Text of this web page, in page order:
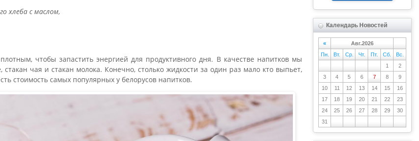
хлеба с маслом,
чтобы запастить энергией для продуктивного дня. В качестве напитков мы
чая и стакан молока. Конечно, столько жидкости за один раз мало кто выпьет,
стоимость самых популярных у белорусов напитков.
Календарь Новостей
«
Авг.2026
Пн.
Вт. Ср. Чт. Пт. Сб.
Вс.
1
2
3
4 5 6 7 8
9
10
11 12 13 14 15
16
17
18 19 20 21 22
23
24
25 26 27 28 29
30
31